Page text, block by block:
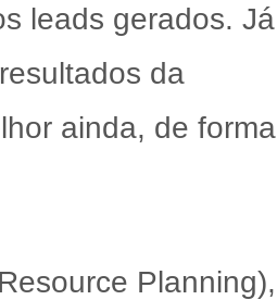
leads gerados. Já
da
ainda, de forma
Planning),